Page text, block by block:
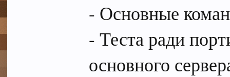
- Основные
- Теста ради
основного